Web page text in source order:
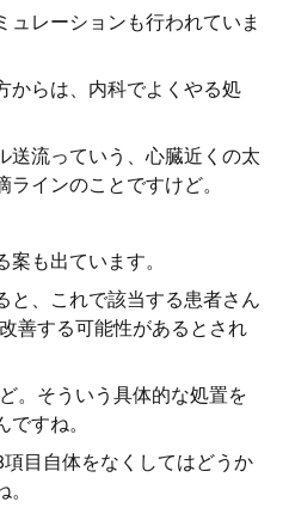
ュレーションも行われていま
からは、内科でよくやる処
送流っていう、心臓近くの太
インのことですけど。
も出ています。
と、これで該当する患者さん
善する可能性があるとされ
。そういう具体的な処置を
すね。
目自体をなくしてはどうか